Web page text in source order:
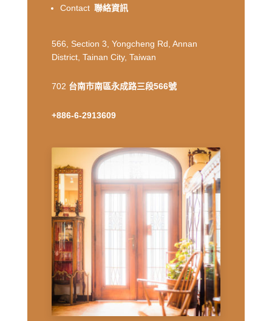
Contact 聯絡資訊
566, Section 3, Yongcheng Rd, Annan
District, Tainan City, Taiwan
702 台南市南區永成路三段566號
+886-6-2913609